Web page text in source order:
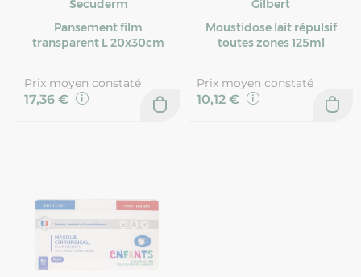
Secuderm
Pansement film
transparent L 20x30cm
Prix moyen constaté
17,36 €
Gilbert
Moustidose lait répulsif
toutes zones 125ml
Prix moyen constaté
10,12 €